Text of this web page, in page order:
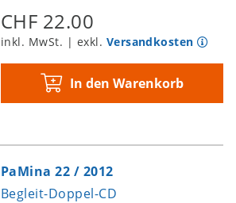
CHF 22.00
inkl. MwSt. | exkl. Versandkosten
In den Warenkorb
PaMina 22 / 2012
Begleit-Doppel-CD